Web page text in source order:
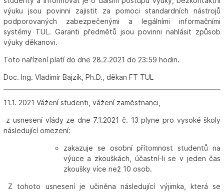
výuku jsou povinni zajistit za pomoci standardních nástrojů
podporovaných zabezpečenými a legálními informačními
systémy TUL. Garanti předmětů jsou povinni nahlásit způsob
výuky děkanovi.
Toto nařízení platí do dne 28.2.2021 do 23:59 hodin.
Doc. Ing. Vladimír Bajzík, Ph.D., děkan FT TUL
11.1. 2021 Vážení studenti, vážení zaměstnanci,
z usnesení vlády ze dne 7.1.2021 č. 13 plyne pro vysoké školy
následující omezení:
zakazuje se osobní přítomnost studentů na
výuce a zkouškách, účastní-li se v jeden čas
zkoušky více než 10 osob.
Z tohoto usnesení je učiněna následující výjimka, která se